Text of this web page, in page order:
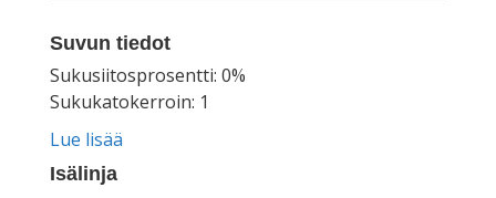
Suvun tiedot
Sukusiitosprosentti: 0%
Sukukatokerroin: 1
Lue lisää
Isälinja